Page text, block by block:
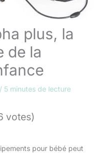
plus, la
de la
/ 5 minutes de lecture
votes)
pour bébé peut